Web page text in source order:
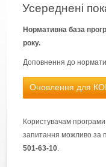
Усереднені
Нормативна база
року.
Доповнення до
Оновлення для
Користувачам програми
запитання можливо за
501-63-10.